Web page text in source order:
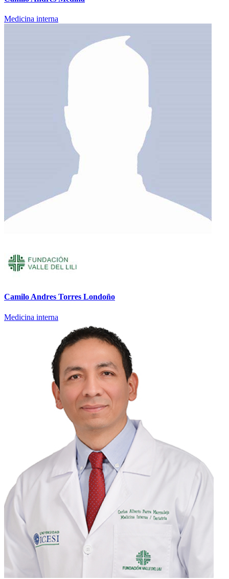
Medicina interna
Camilo Andres Torres Londoño
Medicina interna